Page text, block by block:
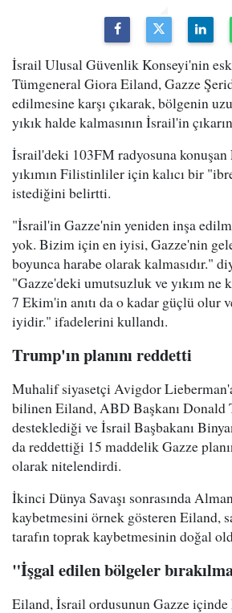
İsrail Ulusal Güvenlik Konseyi'nin
Tümgeneral Giora Eiland, Gazze
edilmesine karşı çıkarak, bölgenin
yıkık halde kalmasının İsrail'in
İsrail'deki 103FM radyosuna
yıkımın Filistinliler için kalıcı bir
istediğini belirtti.
"İsrail'in Gazze'nin yeniden inşa
yok. Bizim için en iyisi, Gazze'nin
boyunca harabe olarak kalmasıdır."
"Gazze'deki umutsuzluk ve yıkım ne
7 Ekim'in anıtı da o kadar güçlü olur
iyidir." ifadelerini kullandı.
Trump'ın planını reddetti
Muhalif siyasetçi Avigdor
bilinen Eiland, ABD Başkanı Donald
desteklediği ve İsrail Başbakanı
da reddettiği 15 maddelik Gazze
olarak nitelendirdi.
İkinci Dünya Savaşı sonrasında
kaybetmesini örnek gösteren Eiland,
tarafın toprak kaybetmesinin doğal
"İşgal edilen bölgeler
Eiland, İsrail ordusunun Gazze